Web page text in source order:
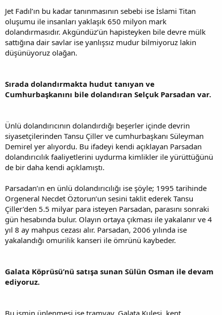
Jet Fadıl’ın bu kadar tanınmasının sebebi ise İslami Titan
oluşumu ile insanları yaklaşık 650 milyon mark
dolandırmasıdır. Akgündüz’ün hapisteyken bile devre mülk
sattığına dair savlar ise yanlışsız mudur bilmiyoruz lakin
düşünüyoruz olağan.
Sırada dolandırmakta hudut tanıyan ve
Cumhurbaşkanını bile dolandıran Selçuk Parsadan var.
Ünlü dolandırıcının dolandırdığı beşerler içinde devrin
siyasetçilerinden Tansu Çiller ve cumhurbaşkanı Süleyman
Demirel yer alıyordu. Bu ifadeyi kendi açıklayan Parsadan
dolandırıcılık faaliyetlerini uydurma kimlikler ile yürüttüğünü
de bir daha kendi açıklamıştı.
Parsadan’ın en ünlü dolandırıcılığı ise şöyle; 1995 tarihinde
Orgeneral Necdet Öztorun’un sesini taklit ederek Tansu
Çiller’den 5.5 milyar para isteyen Parsadan, parasını sonraki
gün hesabında bulur. Olayın ortaya çıkması ile yakalanır ve 4
yıl 8 ay mahpus cezası alır. Parsadan, 2006 yılında ise
yakalandığı omurilik kanseri ile ömrünü kaybeder.
Galata Köprüsü’nü satışa sunan Sülün Osman ile devam
ediyoruz.
Bu ismin ünlenmesi ise tramvay, Galata Kulesi, kent